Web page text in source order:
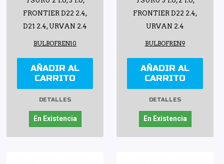
FRONTIER D22 2.4,
D21 2.4, URVAN 2.4
BULBOFREN10
AÑADIR AL
CARRITO
DETALLES
En Existencia
FRONTIER D22 2.4,
URVAN 2.4
BULBOFREN9
AÑADIR AL
CARRITO
DETALLES
En Existencia